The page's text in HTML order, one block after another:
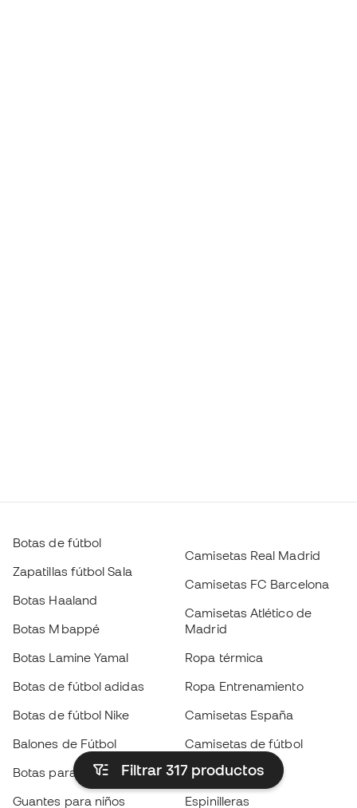
Filtrar 317 productos
Botas de fútbol
Zapatillas fútbol Sala
Botas Haaland
Botas Mbappé
Botas Lamine Yamal
Botas de fútbol adidas
Botas de fútbol Nike
Balones de Fútbol
Botas para niños
Guantes para niños
Camisetas Real Madrid
Camisetas FC Barcelona
Camisetas Atlético de
Madrid
Ropa térmica
Ropa Entrenamiento
Camisetas España
Camisetas de fútbol
Chubasqueros
Espinilleras